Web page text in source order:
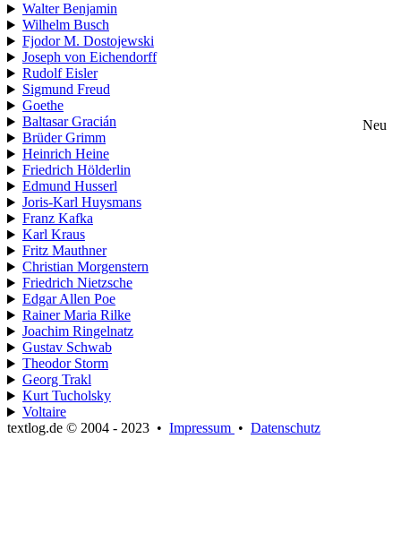
Walter Benjamin
Wilhelm Busch
Fjodor M. Dostojewski
Joseph von Eichendorff
Rudolf Eisler
Sigmund Freud
Goethe
Baltasar Gracián
Neu
Brüder Grimm
Heinrich Heine
Friedrich Hölderlin
Edmund Husserl
Joris-Karl Huysmans
Franz Kafka
Karl Kraus
Fritz Mauthner
Christian Morgenstern
Friedrich Nietzsche
Edgar Allen Poe
Rainer Maria Rilke
Joachim Ringelnatz
Gustav Schwab
Theodor Storm
Georg Trakl
Kurt Tucholsky
Voltaire
textlog.de © 2004 - 2023 • Impressum • Datenschutz